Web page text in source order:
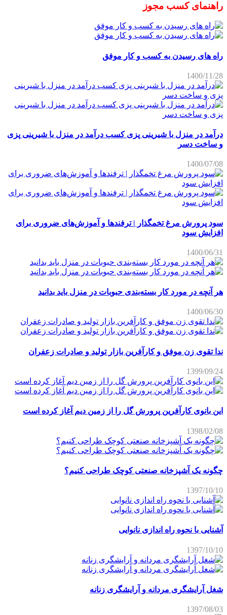
راهنمای کسب مجوز
راه های رسیدن به کسب و کار موفق
1400/11/28
درآمد در منزل با شیرینی پزی کسب درآمد در منزل با شیرینی پزی
و ساخت دسر
1400/07/08
سود پرورش مرغ تخمگذار | ترفندها و آموزش‌های ضروری برای
افزایش سود
1400/06/31
هر آنچه در مورد کار بسته‌بندی حبوبات در منزل باید بدانید
1400/06/30
ندا تقوی زن موفق و کارآفرین بازار تولید و صادرات زعفران
1399/09/24
این بانوی کارآفرین پرورش گل را از زمین دیم آغاز کرده است
1398/02/08
چگونه یک آشپزخانه صنعتی کوچک طراحی کنیم؟
1397/10/10
آشنایی با نحوه راه اندازی نانوایی
1397/10/10
شغل آرایشگری مردانه و آرایشگری زنانه
1397/08/03